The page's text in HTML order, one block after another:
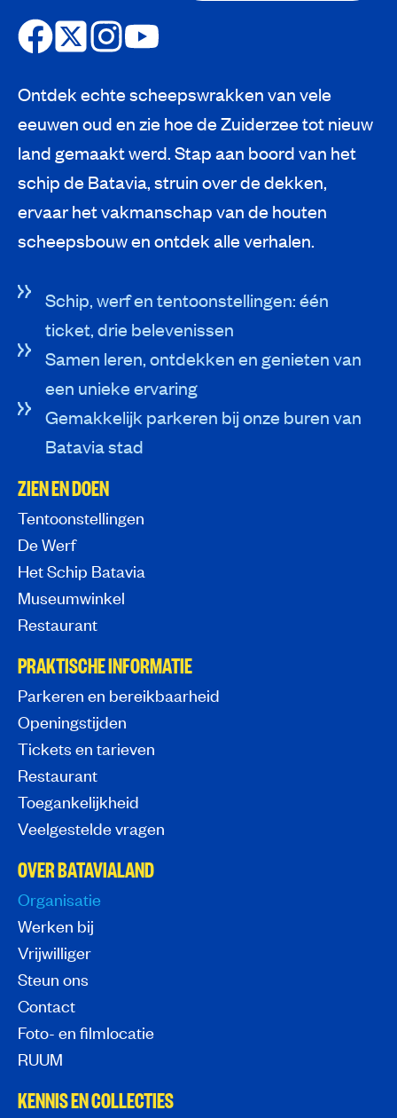
Ontdek echte scheepswrakken van vele
eeuwen oud en zie hoe de Zuiderzee tot nieuw
land gemaakt werd. Stap aan boord van het
schip de Batavia, struin over de dekken,
ervaar het vakmanschap van de houten
scheepsbouw en ontdek alle verhalen.
Schip, werf en tentoonstellingen: één
ticket, drie belevenissen
Samen leren, ontdekken en genieten van
een unieke ervaring
Gemakkelijk parkeren bij onze buren van
Batavia stad
ZIEN EN DOEN
Tentoonstellingen
De Werf
Het Schip Batavia
Museumwinkel
Restaurant
PRAKTISCHE INFORMATIE
Parkeren en bereikbaarheid
Openingstijden
Tickets en tarieven
Restaurant
Toegankelijkheid
Veelgestelde vragen
OVER BATAVIALAND
Organisatie
Werken bij
Vrijwilliger
Steun ons
Contact
Foto- en filmlocatie
RUUM
KENNIS EN COLLECTIES